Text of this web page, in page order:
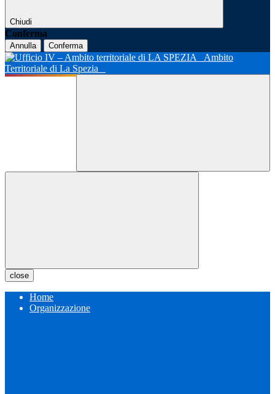
Chiudi
Conferma
Annulla Conferma
Ambito
Territoriale di La Spezia
close
Home
Organizzazione